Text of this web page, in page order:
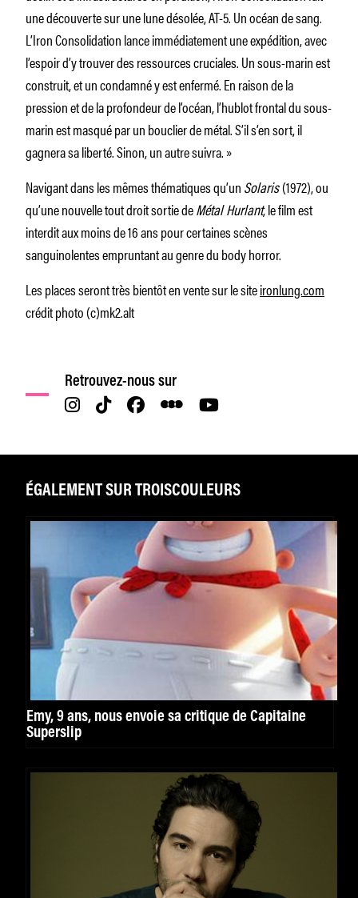
une découverte sur une lune désolée, AT-5. Un océan de sang.
L’Iron Consolidation lance immédiatement une expédition, avec
l’espoir d’y trouver des ressources cruciales. Un sous-marin est
construit, et un condamné y est enfermé. En raison de la
pression et de la profondeur de l’océan, l’hublot frontal du sous-
marin est masqué par un bouclier de métal. S’il s’en sort, il
gagnera sa liberté. Sinon, un autre suivra. »
Navigant dans les mêmes thématiques qu’unSolaris(1972), ou
qu’une nouvelle tout droit sortie deMétal Hurlant, le film est
interdit aux moins de 16 ans pour certaines scènes
sanguinolentes empruntant au genre du body horror.
Les places seront très bientôt en vente sur le siteironlung.com
crédit photo (c)mk2.alt
Retrouvez-nous sur
ÉGALEMENT SUR TROISCOULEURS
Emy, 9 ans, nous envoie sa critique de Capitaine
Superslip